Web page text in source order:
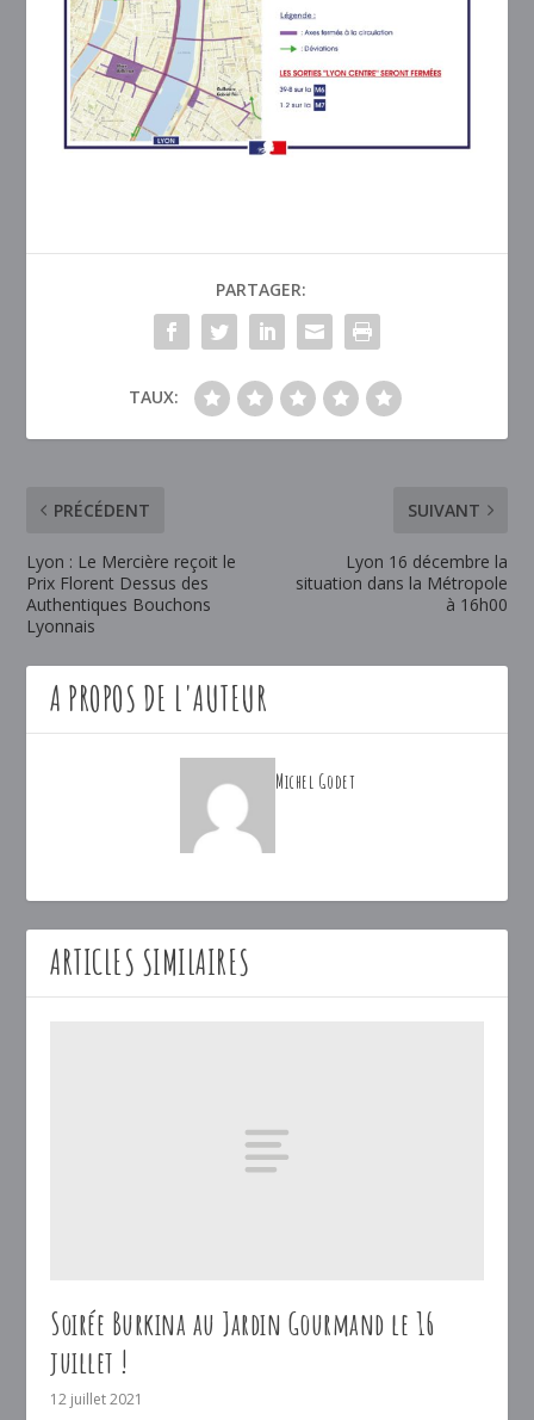
PARTAGER:
TAUX:
PRÉCÉDENT
Lyon : Le Mercière reçoit le
Prix Florent Dessus des
Authentiques Bouchons
Lyonnais
SUIVANT
Lyon 16 décembre la
situation dans la Métropole
à 16h00
A PROPOS DE L'AUTEUR
Michel Godet
ARTICLES SIMILAIRES
Soirée Burkina au Jardin Gourmand le 16
juillet !
12 juillet 2021